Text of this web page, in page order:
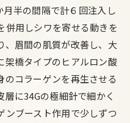
半の間隔で計６回注入し
併用しシワを寄せる動きを
、眉間の肌質が改善し、大
架橋タイプのヒアルロン酸
のコラーゲンを再生させる
に34Gの極細針で細かく
ンブースト作用で少しずつ